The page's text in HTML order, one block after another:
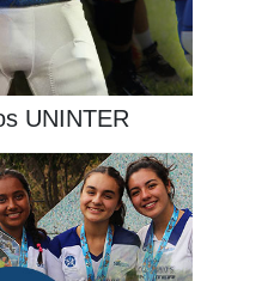
UNINTER